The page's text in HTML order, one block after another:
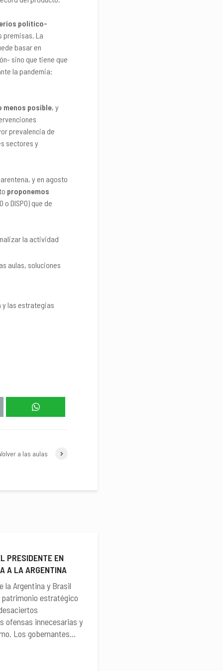
político-
premisas. La
basar en
sino que tiene que
la pandemia:
menos posible, y
prevalencia de
sectores y
y en agosto
proponemos
DISPO) que de
la actividad
aulas, soluciones
y las estrategias
a las aulas
PRESIDENTE EN
A LA ARGENTINA
la Argentina y Brasil
estratégico
ofensas innecesarias y
Los gobernantes...